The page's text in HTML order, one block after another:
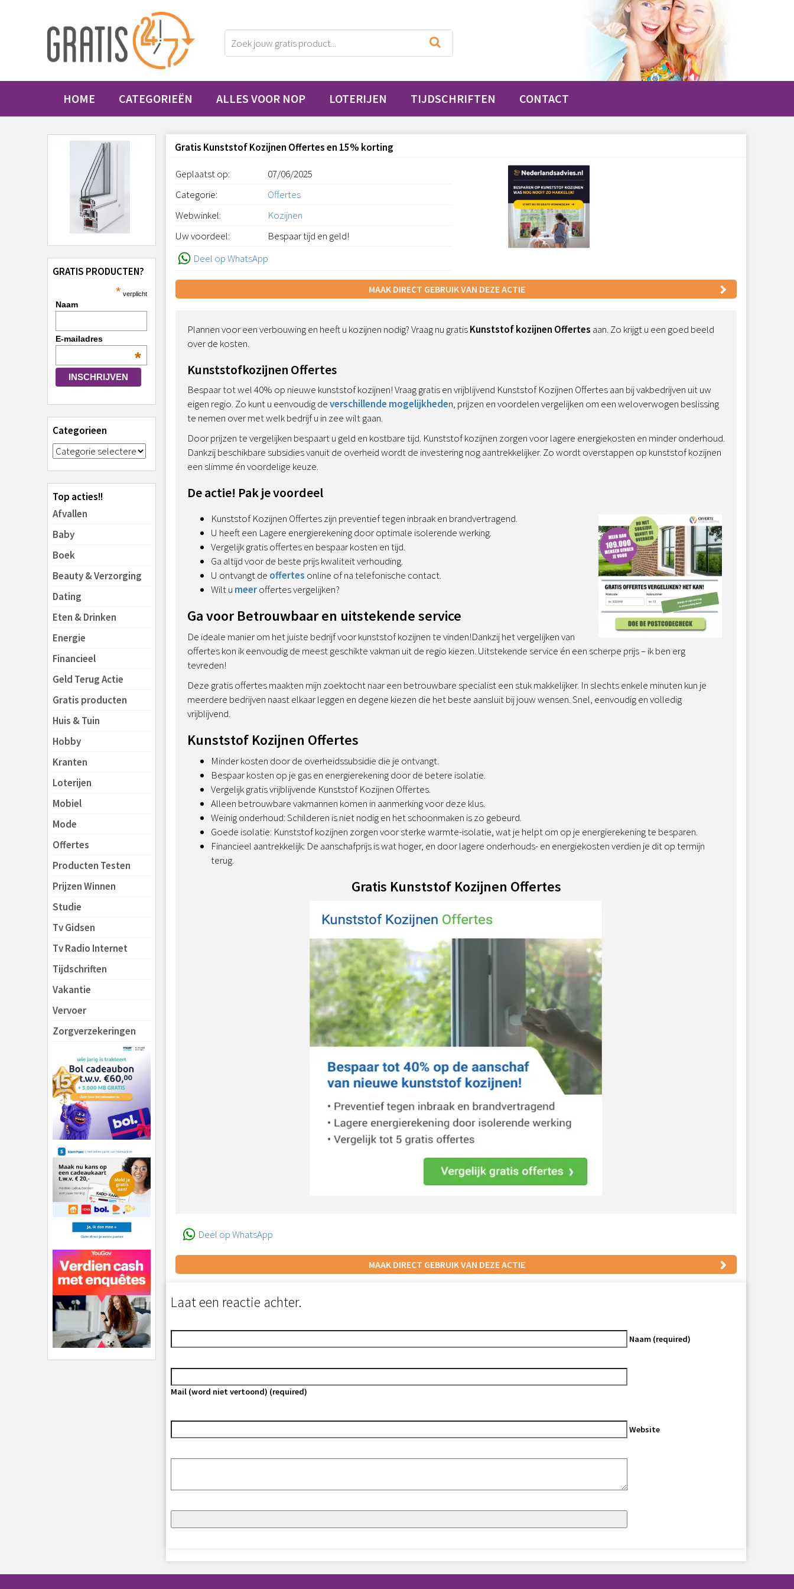
HOME CATEGORIEËN ALLES VOOR NOP LOTERIJEN TIJDSCHRIFTEN CONTACT
GRATIS PRODUCTEN?
* verplicht
Naam
E-mailadres
*
Categorieen
Top acties!!
Afvallen
Baby
Boek
Beauty & Verzorging
Dating
Eten & Drinken
Energie
Financieel
Geld Terug Actie
Gratis producten
Huis & Tuin
Hobby
Kranten
Loterijen
Mobiel
Mode
Offertes
Producten Testen
Prijzen Winnen
Studie
Tv Gidsen
Tv Radio Internet
Tijdschriften
Vakantie
Vervoer
Zorgverzekeringen
Gratis Kunststof Kozijnen Offertes en 15% korting
Geplaatst op:
07/06/2025
Categorie:
Offertes
Webwinkel:
Kozijnen
Uw voordeel:
Bespaar tijd en geld!
Deel op WhatsApp
MAAK DIRECT GEBRUIK VAN DEZE ACTIE
Plannen voor een verbouwing en heeft u kozijnen nodig? Vraag nu gratisKunststof kozijnen Offertes aan. Zo krijgt u een goed beeld
over de kosten.
Kunststofkozijnen Offertes
Bespaar tot wel 40% op nieuwe kunststof kozijnen! Vraag gratis en vrijblijvend Kunststof Kozijnen Offertes aan bij vakbedrijven uit uw
eigen regio. Zo kunt u eenvoudig deverschillende mogelijkheden, prijzen en voordelen vergelijken om een weloverwogen beslissing
te nemen over met welk bedrijf u in zee wilt gaan.
Door prijzen te vergelijken bespaart u geld en kostbare tijd. Kunststof kozijnen zorgen voor lagere energiekosten en minder onderhoud.
Dankzij beschikbare subsidies vanuit de overheid wordt de investering nog aantrekkelijker. Zo wordt overstappen op kunststof kozijnen
een slimme én voordelige keuze.
De actie! Pak je voordeel
Kunststof Kozijnen Offertes zijn preventief tegen inbraak en brandvertragend.
U heeft een Lagere energierekening door optimale isolerende werking.
Vergelijk gratis offertes en bespaar kosten en tijd.
Ga altijd voor de beste prijs kwaliteit verhouding.
U ontvangt de offertes online of na telefonische contact.
Wilt u meeroffertes vergelijken?
Ga voor Betrouwbaar en uitstekende service
De ideale manier om het juiste bedrijf voor kunststof kozijnen te vinden!Dankzij het vergelijken van
offertes kon ik eenvoudig de meest geschikte vakman uit de regio kiezen. Uitstekende service én een scherpe prijs – ik ben erg
tevreden!
Deze gratis offertes maakten mijn zoektocht naar een betrouwbare specialist een stuk makkelijker. In slechts enkele minuten kun je
meerdere bedrijven naast elkaar leggen en degene kiezen die het beste aansluit bij jouw wensen. Snel, eenvoudig en volledig
vrijblijvend.
Kunststof Kozijnen Offertes
Minder kosten door de overheidssubsidie die je ontvangt.
Bespaar kosten op je gas en energierekening door de betere isolatie.
Vergelijk gratis vrijblijvende Kunststof Kozijnen Offertes.
Alleen betrouwbare vakmannen komen in aanmerkingvoor deze klus.
Weinig onderhoud: Schilderen is niet nodig en het schoonmaken is zo gebeurd.
Goede isolatie: Kunststof kozijnen zorgen voor sterke warmte-isolatie, wat je helpt om op je energierekening te besparen.
Financieel aantrekkelijk: De aanschafprijs is wat hoger, en door lagere onderhouds- en energiekosten verdien je dit op termijn
terug.
Gratis Kunststof Kozijnen Offertes
Deel op WhatsApp
MAAK DIRECT GEBRUIK VAN DEZE ACTIE
Laat een reactie achter.
Naam (required)
Mail (word niet vertoond) (required)
Website